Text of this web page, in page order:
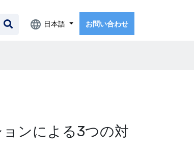
日本語 お問い合わせ
ンによる3つの対